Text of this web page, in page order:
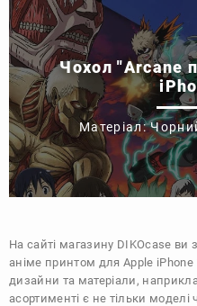
Чохол "Arcane
Матеріал:
На сайті магазину DIKOcase ви
аніме принтом для Apple
дизайни та матеріали,
асортименті є не тільки